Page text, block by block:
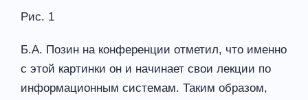
Рис. 1
Б.А. Позин на конференции отметил, что именно
с этой картинки он и начинает свои лекции по
информационным системам. Таким образом,